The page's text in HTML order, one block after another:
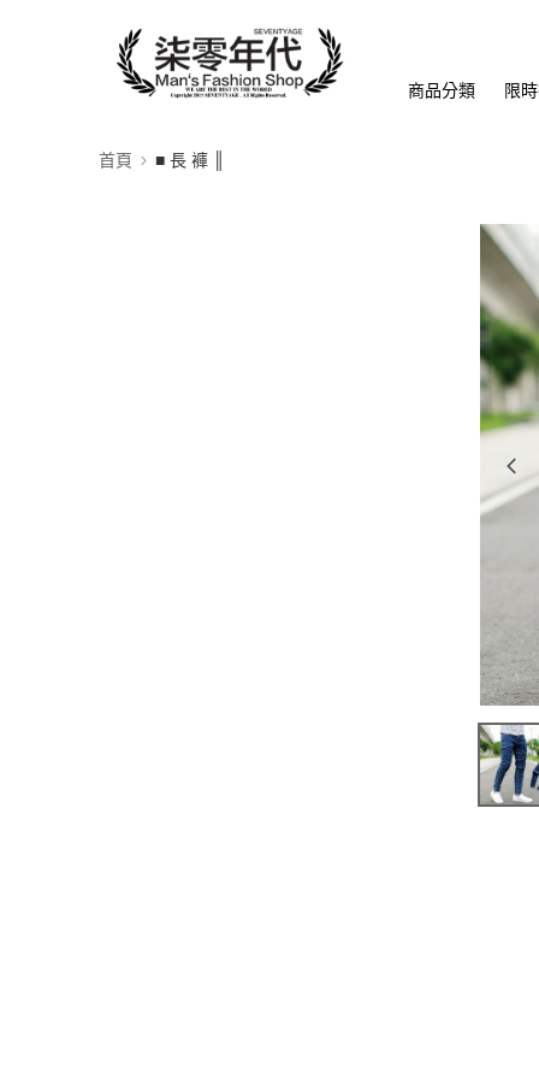
商品分類 限
首頁 ■ 長 褲 ║